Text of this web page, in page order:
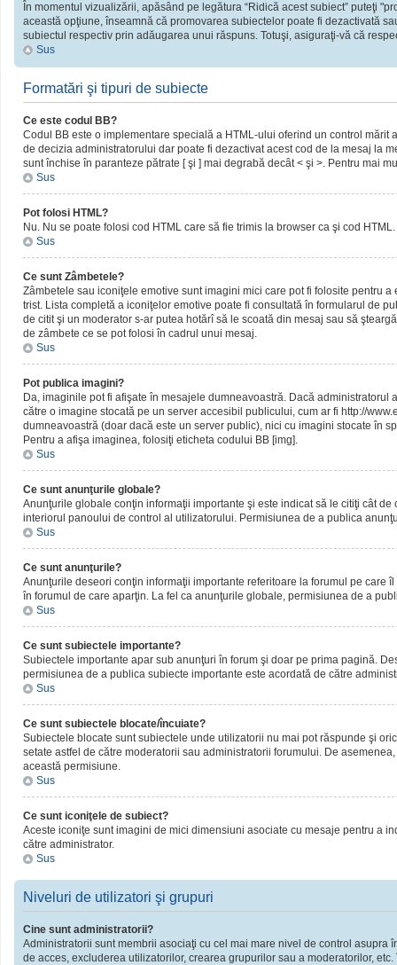
În momentul vizualizării, apăsând pe legătura “Ridică acest subiect” puteţi
această opţiune, înseamnă că promovarea subiectelor poate fi dezactivată
subiectul respectiv prin adăugarea unui răspuns. Totuşi, asiguraţi-vă că
Sus
Formatări şi tipuri de subiecte
Ce este codul BB?
Codul BB este o implementare specială a HTML-ului oferind un control
de decizia administratorului dar poate fi dezactivat acest cod de la mesaj la
sunt închise în paranteze pătrate [ şi ] mai degrabă decât < şi >. Pentru mai
Sus
Pot folosi HTML?
Nu. Nu se poate folosi cod HTML care să fie trimis la browser ca şi cod
Sus
Ce sunt Zâmbetele?
Zâmbetele sau iconiţele emotive sunt imagini mici care pot fi folosite pentru
trist. Lista completă a iconiţelor emotive poate fi consultată în formularul de
de citit şi un moderator s-ar putea hotărî să le scoată din mesaj sau să
de zâmbete ce se pot folosi în cadrul unui mesaj.
Sus
Pot publica imagini?
Da, imaginile pot fi afişate în mesajele dumneavoastră. Dacă
către o imagine stocată pe un server accesibil publicului, cum ar fi http://
dumneavoastră (doar dacă este un server public), nici cu imagini stocate în
Pentru a afişa imaginea, folosiţi eticheta codului BB [img].
Sus
Ce sunt anunţurile globale?
Anunţurile globale conţin informaţii importante şi este indicat să le citiţi cât
interiorul panoului de control al utilizatorului. Permisiunea de a publica
Sus
Ce sunt anunţurile?
Anunţurile deseori conţin informaţii importante referitoare la forumul pe care
în forumul de care aparţin. La fel ca anunţurile globale, permisiunea de a
Sus
Ce sunt subiectele importante?
Subiectele importante apar sub anunţuri în forum şi doar pe prima pagină.
permisiunea de a publica subiecte importante este acordată de către
Sus
Ce sunt subiectele blocate/încuiate?
Subiectele blocate sunt subiectele unde utilizatorii nu mai pot răspunde şi
setate astfel de către moderatorii sau administratorii forumului. De
această permisiune.
Sus
Ce sunt iconiţele de subiect?
Aceste iconiţe sunt imagini de mici dimensiuni asociate cu mesaje pentru a
către administrator.
Sus
Niveluri de utilizatori şi grupuri
Cine sunt administratorii?
Administratorii sunt membrii asociaţi cu cel mai mare nivel de control
de acces, excluderea utilizatorilor, crearea grupurilor sau a moderatorilor,